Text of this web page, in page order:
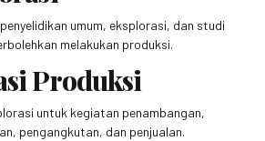
umum, eksplorasi, dan studi
melakukan produksi.
Produksi
untuk kegiatan penambangan,
pengangkutan, dan penjualan.